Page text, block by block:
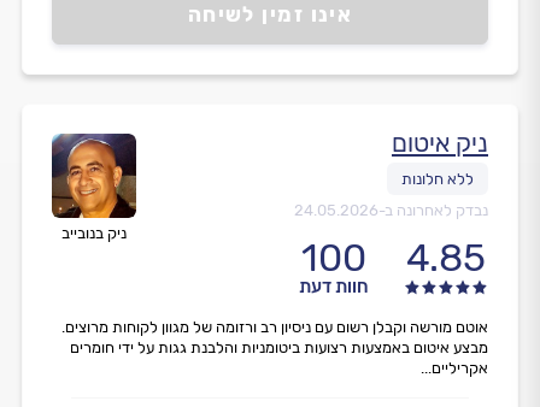
אינו זמין לשיחה
ניק בנובייב
ניק איטום
נבדק לאחרונה ב-24.05.2026
4.85
100
חוות דעת
אוטם מורשה וקבלן רשום עם ניסיון רב ורזומה של מגוון לקוחות מרוצים.
מבצע איטום באמצעות רצועות ביטומניות והלבנת גגות על ידי חומרים
אקריליים...